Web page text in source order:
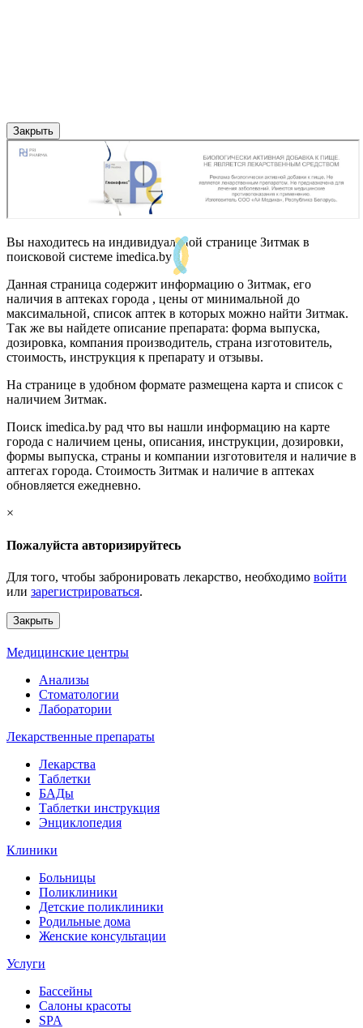
Закрыть
Вы находитесь на индивидуальной странице Зитмак в
поисковой системе imedica.by
Данная страница содержит информацию о Зитмак, его
наличия в аптеках города , цены от минимальной до
максимальной, список аптек в которых можно найти Зитмак.
Так же вы найдете описание препарата: форма выпуска,
дозировка, компания производитель, страна изготовитель,
стоимость, инструкция к препарату и отзывы.
На странице в удобном формате размещена карта и список с
наличием Зитмак.
Поиск imedica.by рад что вы нашли информацию на карте
города с наличием цены, описания, инструкции, дозировки,
формы выпуска, страны и компании изготовителя и наличие в
аптегах города. Стоимость Зитмак и наличие в аптеках
обновляется ежедневно.
×
Пожалуйста авторизируйтесь
Для того, чтобы забронировать лекарство, необходимо войти
или зарегистрироваться.
Закрыть
Медицинские центры
Анализы
Стоматологии
Лаборатории
Лекарственные препараты
Лекарства
Таблетки
БАДы
Таблетки инструкция
Энциклопедия
Клиники
Больницы
Поликлиники
Детские поликлиники
Родильные дома
Женские консультации
Услуги
Бассейны
Салоны красоты
SPA